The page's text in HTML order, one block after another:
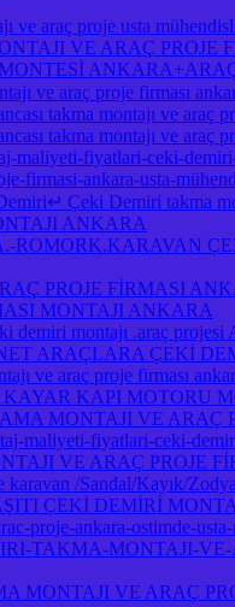
ve araç proje usta
VE ARAÇ PROJE
ve araç proje firması
takma montajı ve
takma montajı ve araç
maliyeti-fiyatlari-ceki-
firmasi-ankara-usta-
Çeki Demiri takma
ANKARA
PROJE FİRMASI
MONTAJI ANKARA
montajı .araç
ARAÇLARA ÇEKİ
ve araç proje firması
KAPI MOTORU
MONTAJI VE ARAÇ
maliyeti-fiyatlari-ceki-
VE ARAÇ PROJE
/Sandal/Kayık/
ÇEKİ DEMİRİ
proje-ankara-ostimde-
TAKMA-MONTAJI-VE-
MONTAJI VE ARAÇ